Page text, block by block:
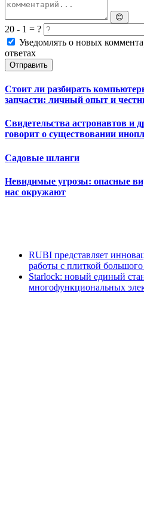
😊
20 - 1 = ?
Уведомлять о новых
ответах
Отправить
Стоит ли разбирать
запчасти: личный опыт и
Свидетельства астронавтов и
говорит о существовании
Садовые шланги
Невидимые угрозы: опасные
нас окружают
RUBI представляет
работы с плиткой
Starlock: новый единый
многофункциональных